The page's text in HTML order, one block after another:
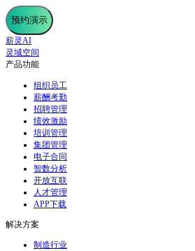
预约演示
薪灵AI
灵域空间
产品功能
组织员工
薪酬考勤
招聘管理
绩效激励
培训管理
集团管理
电子合同
智数分析
开放互联
人才管理
APP下载
解决方案
制造行业